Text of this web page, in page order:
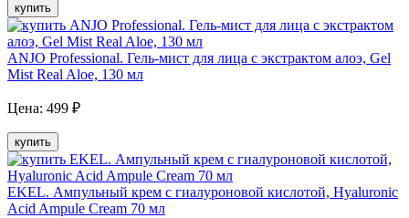
купить
ANJО Professional. Гель-мист для лица с экстрактом алоэ, Gel
Mist Real Aloe, 130 мл
Цена: 499 ₽
купить
EKEL. Ампульный крем с гиалуроновой кислотой, Hyaluronic
Acid Ampule Cream 70 мл